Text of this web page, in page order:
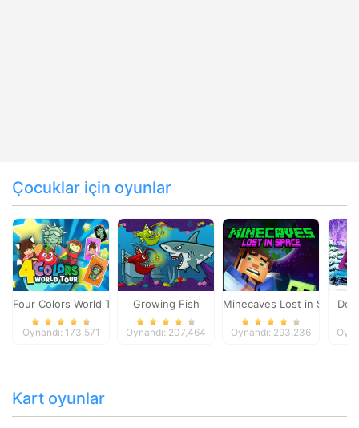
Çocuklar için oyunlar
Four Colors World Tour
Oynandı: 173,571
Growing Fish
Oynandı: 207,464
Minecaves Lost in Space
Oynandı: 293,236
Kart oyunlar